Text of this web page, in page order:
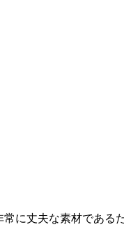
に丈夫な素材である